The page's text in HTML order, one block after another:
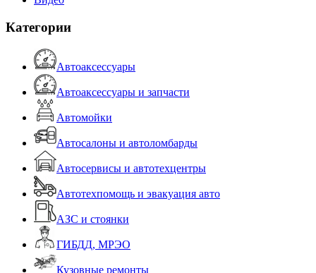
Категории
Автоаксессуары
Автоаксессуары и запчасти
Автомойки
Автосалоны и автоломбарды
Автосервисы и автотехцентры
Автотехпомощь и эвакуация авто
АЗС и стоянки
ГИБДД, МРЭО
Кузовные ремонты